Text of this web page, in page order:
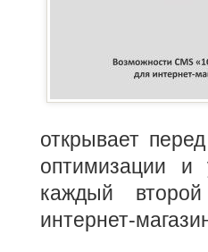
открывает
оптимизации
каждый
интернет-